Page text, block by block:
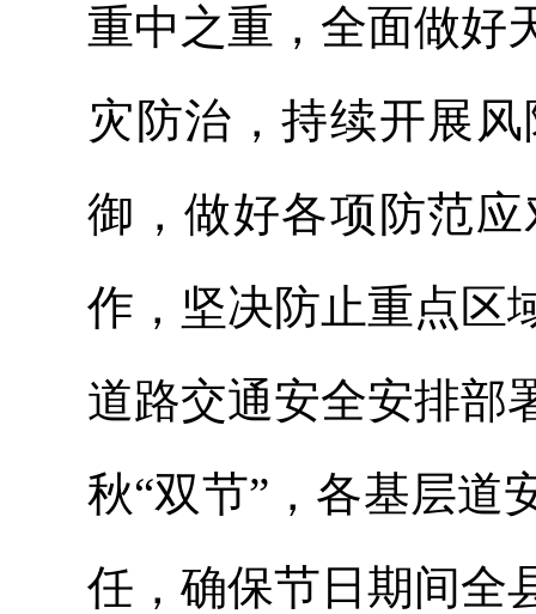
重中之重，全面做好
灾防治，持续开展
御，做好各项防范
作，坚决防止重点区
道路交通安全安排部
秋“双节”，各基层道
任，确保节日期间全